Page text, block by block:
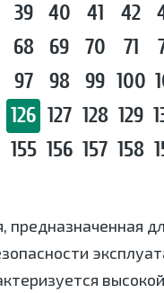
39 40 41 42
68 69 70 71
97 98 99 100
126 127 128 129
155 156 157 158